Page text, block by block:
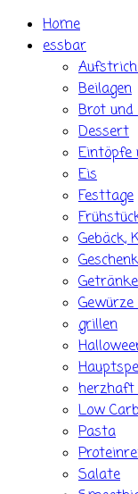
Skip Home
essbar
Beilagen
Brot und
Dessert
Eintöpfe
Eis
Festtage
Gebäck,
Getränke
grillen
herzhaft
Low
Pasta
Salate